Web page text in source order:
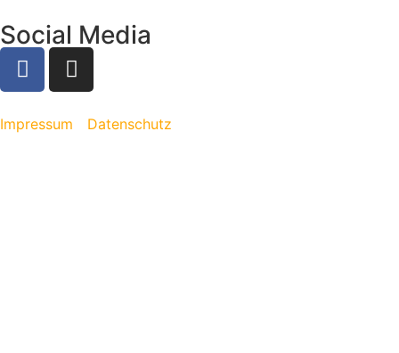
Social Media
Impressum Datenschutz